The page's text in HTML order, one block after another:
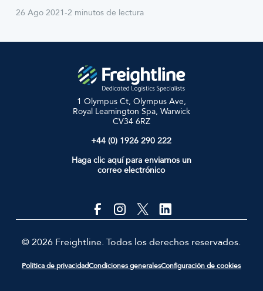
26 Ago 2021-2 minutos de lectura
1 Olympus Ct, Olympus Ave,
Royal Leamington Spa, Warwick
CV34 6RZ
+44 (0) 1926 290 222
Haga clic aquí para enviarnos un
correo electrónico
© 2026 Freightline. Todos los derechos reservados.
Política de privacidadCondiciones generalesConfiguración de cookies